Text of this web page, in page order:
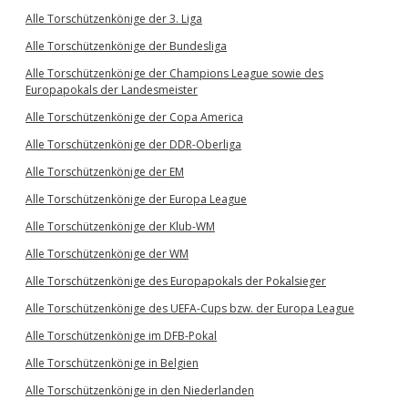
Alle Torschützenkönige der 3. Liga
Alle Torschützenkönige der Bundesliga
Alle Torschützenkönige der Champions League sowie des
Europapokals der Landesmeister
Alle Torschützenkönige der Copa America
Alle Torschützenkönige der DDR-Oberliga
Alle Torschützenkönige der EM
Alle Torschützenkönige der Europa League
Alle Torschützenkönige der Klub-WM
Alle Torschützenkönige der WM
Alle Torschützenkönige des Europapokals der Pokalsieger
Alle Torschützenkönige des UEFA-Cups bzw. der Europa League
Alle Torschützenkönige im DFB-Pokal
Alle Torschützenkönige in Belgien
Alle Torschützenkönige in den Niederlanden